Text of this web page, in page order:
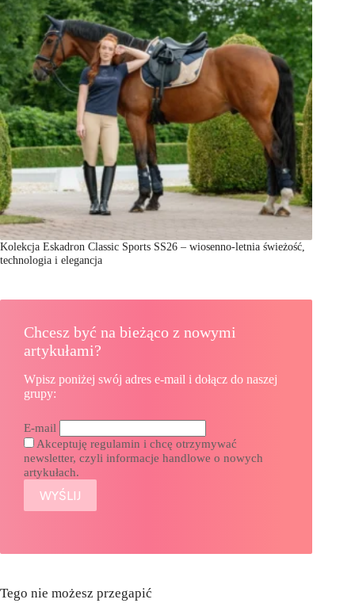
Kolekcja Eskadron Classic Sports SS26 – wiosenno-letnia świeżość,
technologia i elegancja
Chcesz być na bieżąco z nowymi
artykułami?
Wpisz poniżej swój adres e-mail i dołącz do naszej
grupy:
E-mail
Akceptuję regulamin i chcę otrzymywać
newsletter, czyli informacje handlowe o nowych
artykułach.
Tego nie możesz przegapić